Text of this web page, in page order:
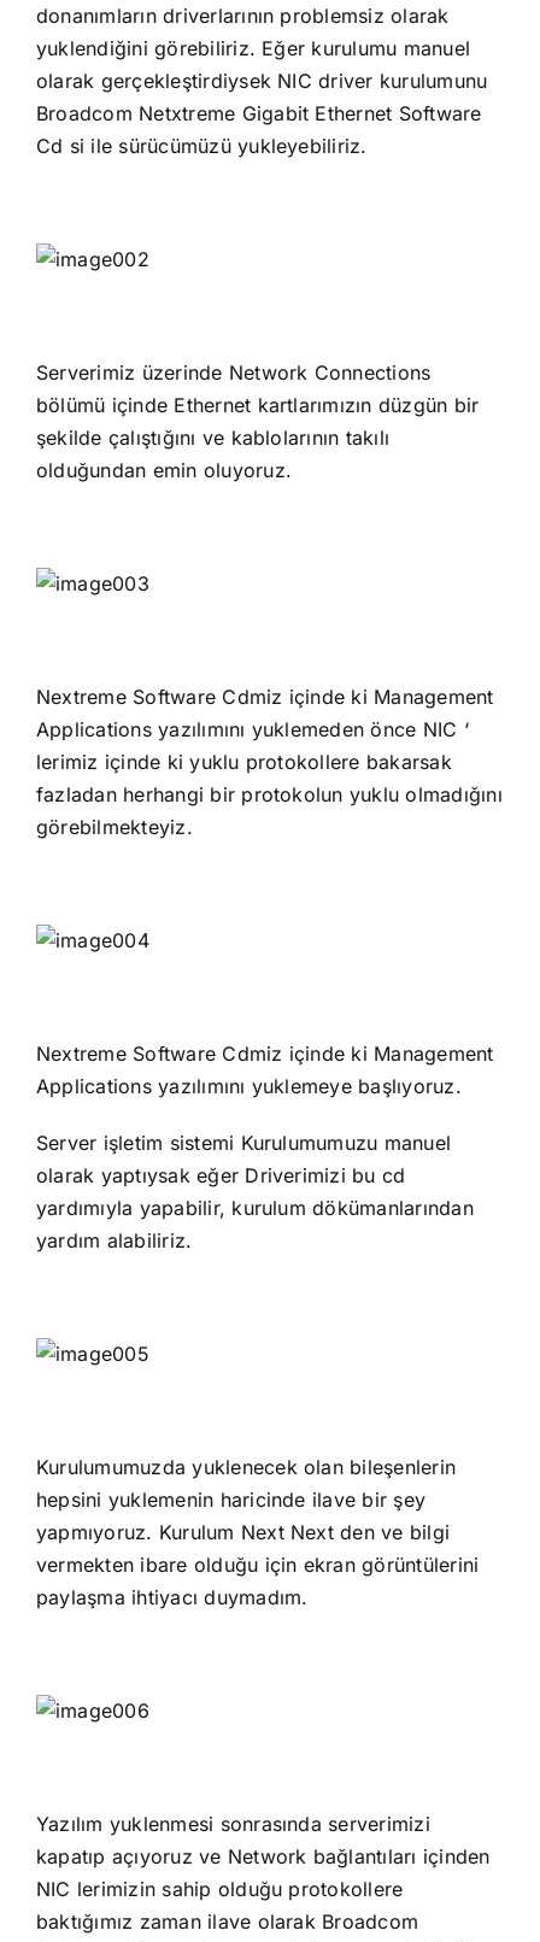
donanımların driverlarının problemsiz olarak
yuklendiğini görebiliriz. Eğer kurulumu manuel
olarak gerçekleştirdiysek NIC driver kurulumunu
Broadcom Netxtreme Gigabit Ethernet Software
Cd si ile sürücümüzü yukleyebiliriz.
Serverimiz üzerinde Network Connections
bölümü içinde Ethernet kartlarımızın düzgün bir
şekilde çalıştığını ve kablolarının takılı
olduğundan emin oluyoruz.
Nextreme Software Cdmiz içinde ki Management
Applications yazılımını yuklemeden önce NIC ‘
lerimiz içinde ki yuklu protokollere bakarsak
fazladan herhangi bir protokolun yuklu olmadığını
görebilmekteyiz.
Nextreme Software Cdmiz içinde ki Management
Applications yazılımını yuklemeye başlıyoruz.
Server işletim sistemi Kurulumumuzu manuel
olarak yaptıysak eğer Driverimizi bu cd
yardımıyla yapabilir, kurulum dökümanlarından
yardım alabiliriz.
Kurulumumuzda yuklenecek olan bileşenlerin
hepsini yuklemenin haricinde ilave bir şey
yapmıyoruz. Kurulum Next Next den ve bilgi
vermekten ibare olduğu için ekran görüntülerini
paylaşma ihtiyacı duymadım.
Yazılım yuklenmesi sonrasında serverimizi
kapatıp açıyoruz ve Network bağlantıları içinden
NIC lerimizin sahip olduğu protokollere
baktığımız zaman ilave olarak Broadcom